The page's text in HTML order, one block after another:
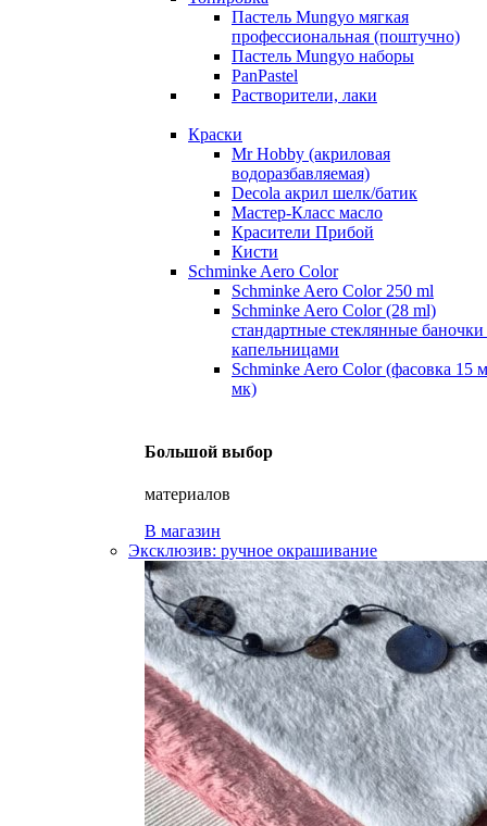
Пастель Mungyo мягкая
профессиональная (поштучно)
Пастель Mungyo наборы
PanPastel
Растворители, лаки
Краски
Mr Hobby (акриловая
водоразбавляемая)
Decola акрил шелк/батик
Мастер-Класс масло
Красители Прибой
Кисти
Schminke Aero Color
Schminke Aero Color 250 ml
Schminke Aero Color (28 ml)
стандартные стеклянные баночки
капельницами
Schminke Aero Color (фасовка 15
мк)
Большой выбор
материалов
В магазин
Эксклюзив: ручное окрашивание